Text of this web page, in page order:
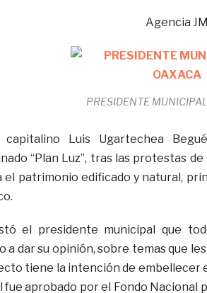
Agencia JM
PRESIDENTE
capitalino Luis Ugartechea
“Plan Luz”, tras las protestas
el patrimonio edificado y natural,
el presidente municipal que
a dar su opinión, sobre temas que
tiene la intención de embellecer
fue aprobado por el Fondo Nacional